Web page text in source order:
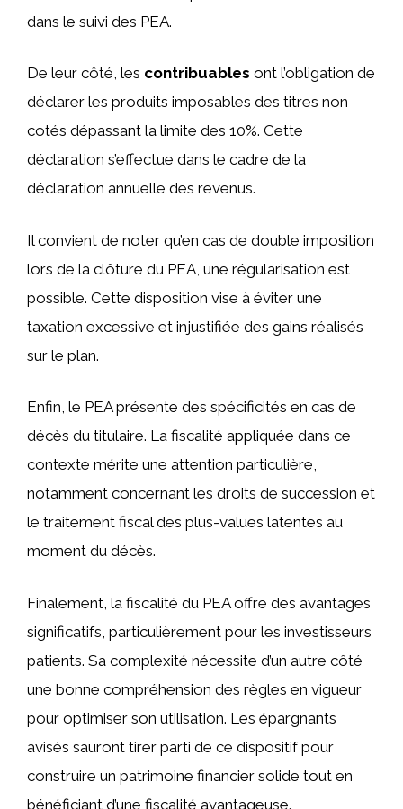
dans le suivi des PEA.
De leur côté, les contribuables ont l’obligation de
déclarer les produits imposables des titres non
cotés dépassant la limite des 10%. Cette
déclaration s’effectue dans le cadre de la
déclaration annuelle des revenus.
Il convient de noter qu’en cas de double imposition
lors de la clôture du PEA, une régularisation est
possible. Cette disposition vise à éviter une
taxation excessive et injustifiée des gains réalisés
sur le plan.
Enfin, le PEA présente des spécificités en cas de
décès du titulaire. La fiscalité appliquée dans ce
contexte mérite une attention particulière,
notamment concernant les droits de succession et
le traitement fiscal des plus-values latentes au
moment du décès.
Finalement, la fiscalité du PEA offre des avantages
significatifs, particulièrement pour les investisseurs
patients. Sa complexité nécessite d’un autre côté
une bonne compréhension des règles en vigueur
pour optimiser son utilisation. Les épargnants
avisés sauront tirer parti de ce dispositif pour
construire un patrimoine financier solide tout en
bénéficiant d’une fiscalité avantageuse.